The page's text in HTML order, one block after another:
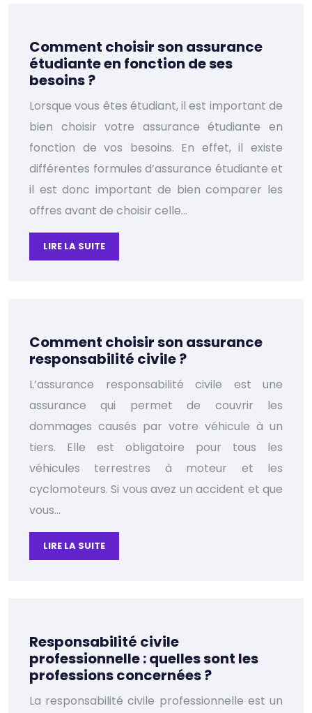
Comment choisir son assurance
étudiante en fonction de ses
besoins ?
Lorsque vous êtes étudiant, il est important de
bien choisir votre assurance étudiante en
fonction de vos besoins. En effet, il existe
différentes formules d’assurance étudiante et
il est donc important de bien comparer les
offres avant de choisir celle…
LIRE LA SUITE
Comment choisir son assurance
responsabilité civile ?
L’assurance responsabilité civile est une
assurance qui permet de couvrir les
dommages causés par votre véhicule à un
tiers. Elle est obligatoire pour tous les
véhicules terrestres à moteur et les
cyclomoteurs. Si vous avez un accident et que
vous…
LIRE LA SUITE
Responsabilité civile
professionnelle : quelles sont les
professions concernées ?
La responsabilité civile professionnelle est un